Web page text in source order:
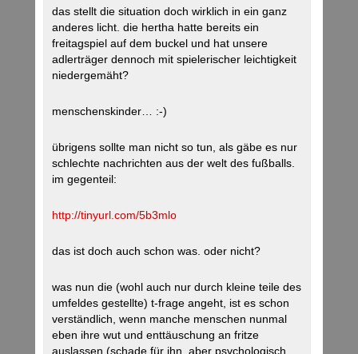
das stellt die situation doch wirklich in ein ganz
anderes licht. die hertha hatte bereits ein
freitagspiel auf dem buckel und hat unsere
adlerträger dennoch mit spielerischer leichtigkeit
niedergemäht?
menschenskinder… :-)
übrigens sollte man nicht so tun, als gäbe es nur
schlechte nachrichten aus der welt des fußballs.
im gegenteil:
http://tinyurl.com/5b3mlo
das ist doch auch schon was. oder nicht?
was nun die (wohl auch nur durch kleine teile des
umfeldes gestellte) t-frage angeht, ist es schon
verständlich, wenn manche menschen nunmal
eben ihre wut und enttäuschung an fritze
auslassen (schade für ihn, aber psychologisch